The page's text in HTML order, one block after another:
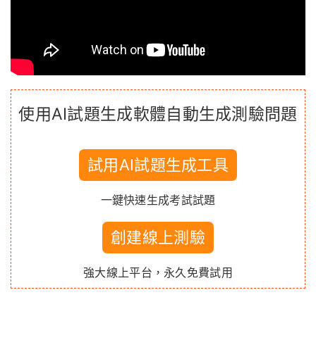
使用AI試題生成軟體自動生成測驗問題
試用AI試題生成工具
一鍵快速生成考試試題
創建線上測驗
強大線上平台，永久免費試用